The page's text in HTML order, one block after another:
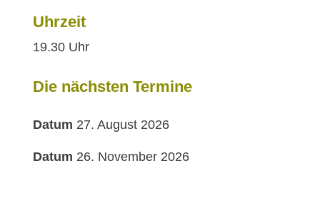
Uhrzeit
19.30 Uhr
Die nächsten Termine
Datum 27. August 2026
Datum 26. November 2026